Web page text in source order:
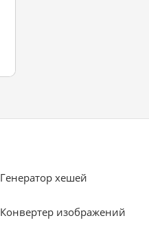
Генератор хешей
Конвертер изображений